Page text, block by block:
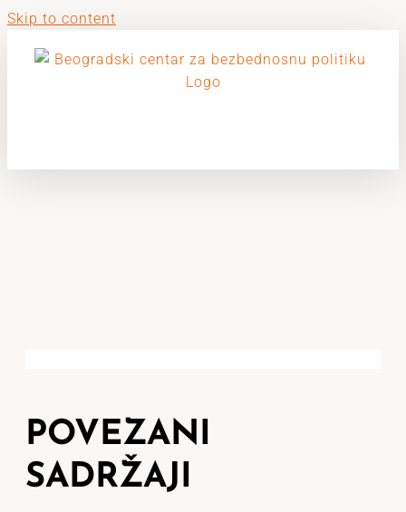
Skip to content
POVEZANI
SADRŽAJI